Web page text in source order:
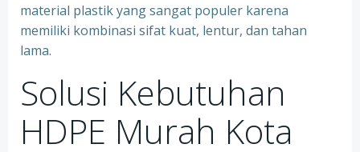
material plastik yang sangat populer karena
memiliki kombinasi sifat kuat, lentur, dan tahan
lama.
Solusi Kebutuhan
HDPE Murah Kota